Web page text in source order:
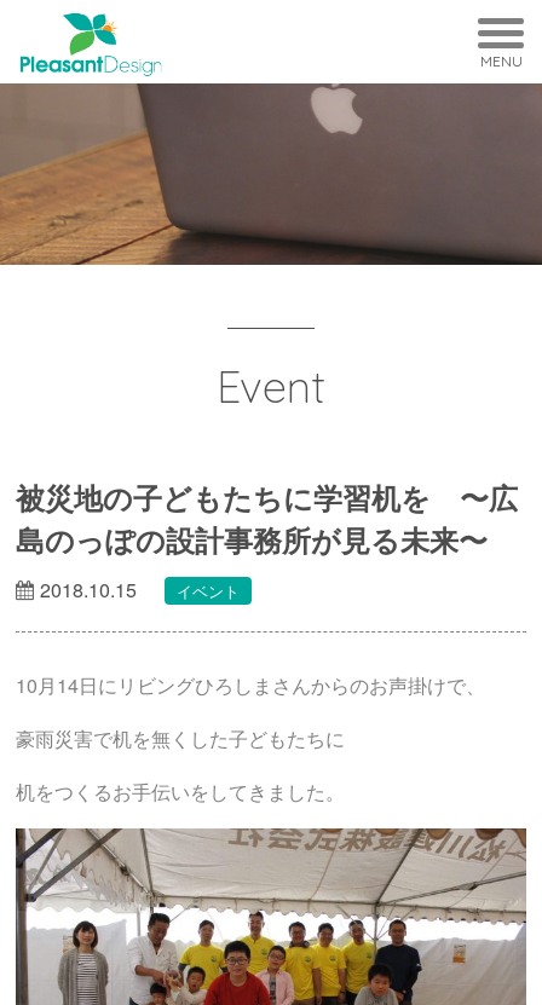
MENU
Event
被災地の子どもたちに学習机を 〜広
島のっぽの設計事務所が見る未来〜
2018.10.15 イベント
10月14日にリビングひろしまさんからのお声掛けで、
豪雨災害で机を無くした子どもたちに
机をつくるお手伝いをしてきました。